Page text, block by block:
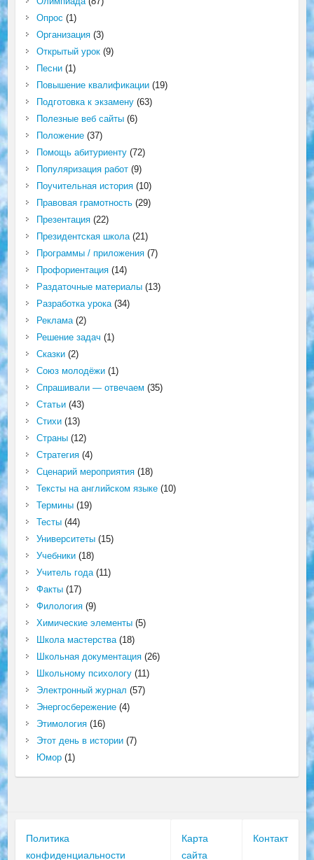
Опрос (1)
Организация(3)
Открытый урок(9)
Песни(1)
Повышение квалификации(19)
Подготовка к экзамену(63)
Полезные веб сайты(6)
Положение(37)
Помощь абитуриенту(72)
Популяризация работ(9)
Поучительная история(10)
Правовая грамотность(29)
Презентация(22)
Президентская школа(21)
Программы / приложения(7)
Профориентация(14)
Раздаточные материалы(13)
Разработка урока(34)
Реклама(2)
Решение задач (1)
Сказки(2)
Союз молодёжи(1)
Спрашивали — отвечаем (35)
Статьи(43)
Стихи(13)
Страны(12)
Стратегия(4)
Сценарий мероприятия(18)
Тексты на английском языке(10)
Термины(19)
Тесты(44)
Университеты(15)
Учебники(18)
Учитель года(11)
Факты(17)
Филология(9)
Химические элементы(5)
Школа мастерства(18)
Школьная документация(26)
Школьному психологу(11)
Электронный журнал (57)
Энергосбережение(4)
Этимология(16)
Этот день в истории(7)
Юмор(1)
Политика
конфиденциальности
Карта
сайта
Контакт